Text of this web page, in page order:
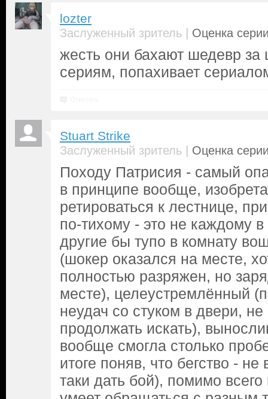
lozter
Заслуженный зритель | Оценка
жесть они бахают шедевр
сериям, попахивает
Stuart Strike
Заслуженный зритель | Оценка
Походу Патрисия - самый
в принципе вообще,
ретироваться к лестнице,
по-тихому - это не каждому в
другие бы тупо в комнату
(шокер оказался на месте,
полностью разряжен, но
месте), целеустремлённый
неудач со стуком в двери, не
продолжать искать),
вообще смогла столько
итоге поняв, что бегство -
таки дать бой), помимо всего